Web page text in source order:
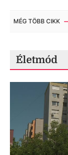
MÉG TÖBB CIKK
Életmód